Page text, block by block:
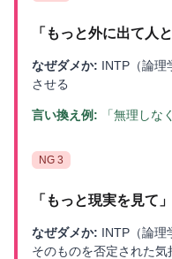
「 もっと外に出て人
なぜダメか: INTP（論理
させる
言い換え例: 「無理しな
NG 3
「 もっと現実を見て 」
なぜダメか: INTP（論理
そのものを否定された気